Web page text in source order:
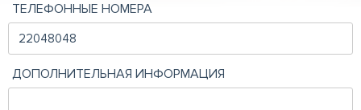
ТЕЛЕФОННЫЕ НОМЕРА
ДОПОЛНИТЕЛЬНАЯ ИНФОРМАЦИЯ